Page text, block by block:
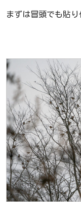
まずは冒頭でも貼